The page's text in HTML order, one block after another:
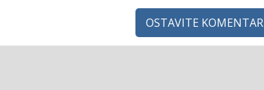
OSTAVITE KOMENTAR